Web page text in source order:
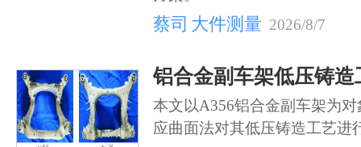
蔡司 大件测量 2026/8/7
铝合金副车架低压铸造
本文以A356铝合金副车架为
应曲面法对其低压铸造工艺进